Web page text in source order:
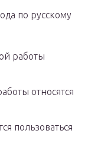
по русскому
работы
относятся
пользоваться